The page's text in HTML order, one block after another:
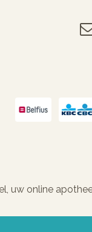
uw online